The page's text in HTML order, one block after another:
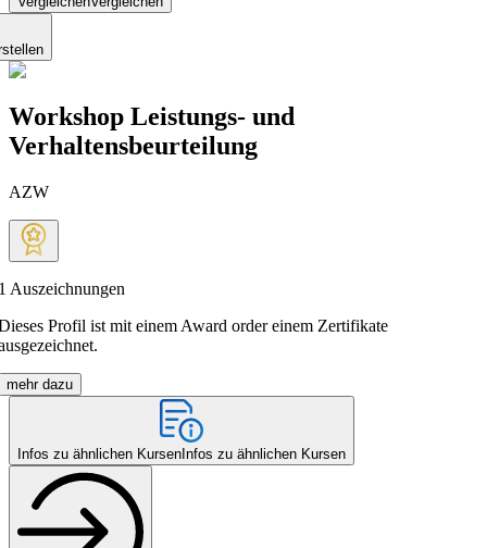
Workshop Leistungs- und
Verhaltensbeurteilung
AZW
Auszeichnungen
Profil ist mit einem Award order einem Zertifikate
mehr dazu
Infos zu ähnlichen Kursen Infos zu ähnlichen Kursen